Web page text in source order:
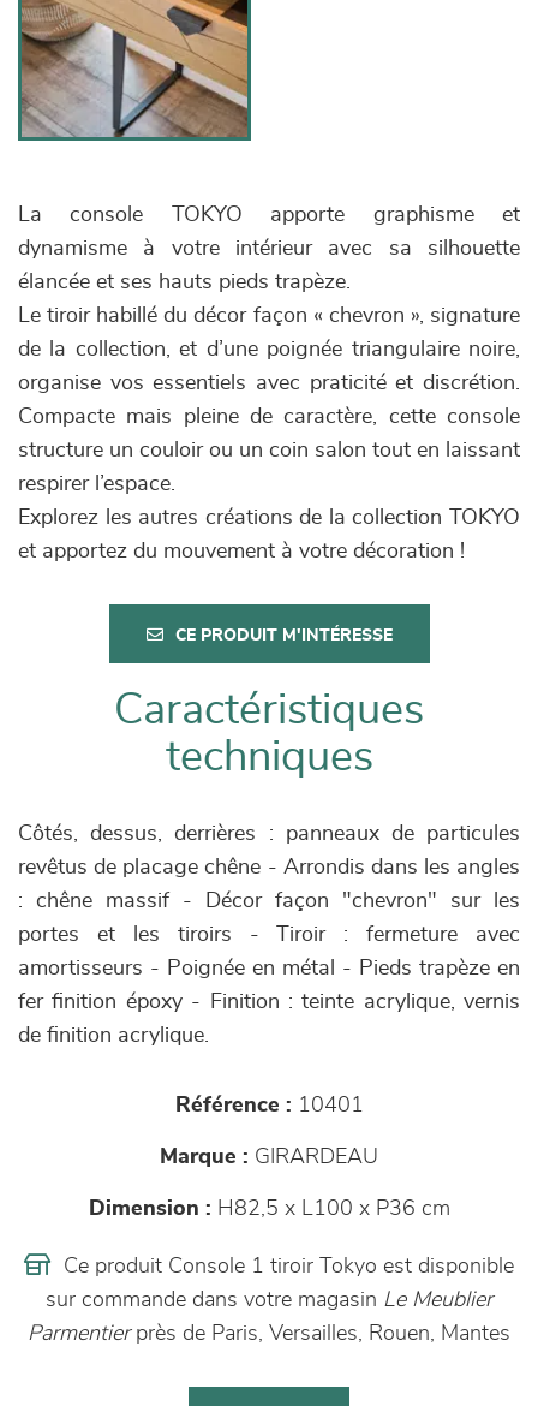
La console TOKYO apporte graphisme et
dynamisme à votre intérieur avec sa silhouette
élancée et ses hauts pieds trapèze.
Le tiroir habillé du décor façon « chevron », signature
de la collection, et d’une poignée triangulaire noire,
organise vos essentiels avec praticité et discrétion.
Compacte mais pleine de caractère, cette console
structure un couloir ou un coin salon tout en laissant
respirer l’espace.
Explorez les autres créations de la collection TOKYO
et apportez du mouvement à votre décoration !
CE PRODUIT M'INTÉRESSE
Caractéristiques
techniques
Côtés, dessus, derrières : panneaux de particules
revêtus de placage chêne - Arrondis dans les angles
: chêne massif - Décor façon "chevron" sur les
portes et les tiroirs - Tiroir : fermeture avec
amortisseurs - Poignée en métal - Pieds trapèze en
fer finition époxy - Finition : teinte acrylique, vernis
de finition acrylique.
Référence : 10401
Marque : GIRARDEAU
Dimension : H82,5 x L100 x P36 cm
Ce produit Console 1 tiroir Tokyo est disponible
sur commande dans votre magasin Le Meublier
Parmentierprès de Paris, Versailles, Rouen, Mantes